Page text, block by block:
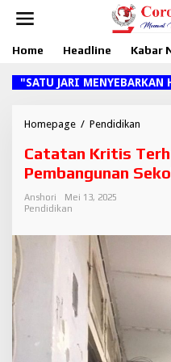
Home Headline Kabar
JARI MENYEBARKAN
Homepage / Pendidikan
t
a
t
e
h
Catatan Kritis
Pembangunan
Anshori
Mei 13, 2025
Pendidikan